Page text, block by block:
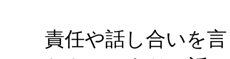
責任や話し合いを